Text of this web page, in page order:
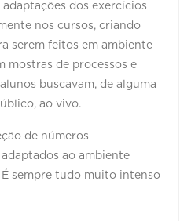
dos exercícios
nos cursos, criando
serem feitos em ambiente
mostras de processos e
buscavam, de alguma
ao vivo.
de números
ao ambiente
sempre tudo muito intenso